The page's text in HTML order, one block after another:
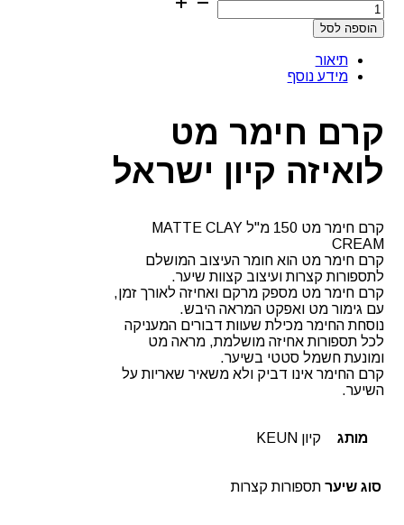
הוספה לסל
תיאור
מידע נוסף
קרם חימר מט
לואיזה קיון ישראל
קרם חימר מט 150 מ"ל MATTE CLAY
CREAM
קרם חימר מט הוא חומר העיצוב המושלם
לתספורות קצרות ועיצוב קצוות שיער.
קרם חימר מט מספק מרקם ואחיזה לאורך זמן,
עם גימור מט ואפקט המראה היבש.
נוסחת החימר מכילת שעוות דבורים המעניקה
לכל תספורות אחיזה מושלמת, מראה מט
ומונעת חשמל סטטי בשיער.
קרם החימר אינו דביק ולא משאיר שאריות על
השיער.
מותג קיון KEUN
סוג שיער תספורות קצרות